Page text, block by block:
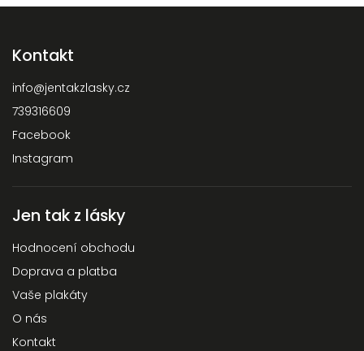
Kontakt
info@jentakzlasky.cz
739316609
Facebook
Instagram
Jen tak z lásky
Hodnocení obchodu
Doprava a platba
Vaše plakáty
O nás
Kontakt